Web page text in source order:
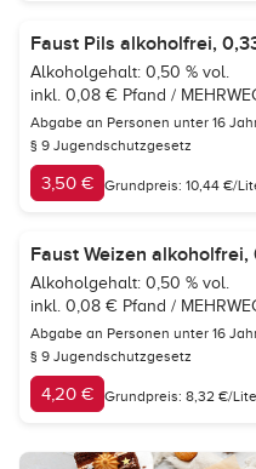
Faust Pils alkoholfrei,
Alkoholgehalt: 0,50 % vol.
inkl. 0,08 € Pfand /
Abgabe an Personen unter 16
§ 9 Jugendschutzgesetz
3,50 € Grundpreis: 10,44 €/
Faust Weizen alkoholfrei,
Alkoholgehalt: 0,50 % vol.
inkl. 0,08 € Pfand /
Abgabe an Personen unter 16
§ 9 Jugendschutzgesetz
4,20 € Grundpreis: 8,32 €/